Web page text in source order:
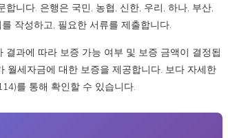
니다. 은행은 국민, 농협, 신한, 우리, 하나, 부산,
작성하고, 필요한 서류를 제출합니다.
과에 따라 보증 가능 여부 및 보증 금액이 결정됩
월세자금에 대한 보증을 제공합니다. 보다 자세한
를 통해 확인할 수 있습니다.